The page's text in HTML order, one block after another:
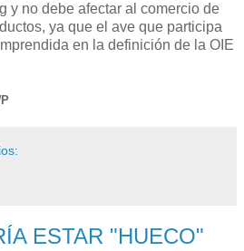
y no debe afectar al comercio de
ya que el ave que participa
en la definición de la OIE
ESTAR "HUECO"